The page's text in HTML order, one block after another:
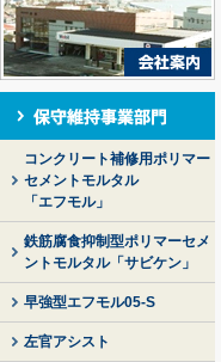
コンクリート補修用ポリマー
セメントモルタル
「エフモル」
鉄筋腐食抑制型ポリマーセメ
ントモルタル「サビケン」
早強型エフモル05-S
左官アシスト